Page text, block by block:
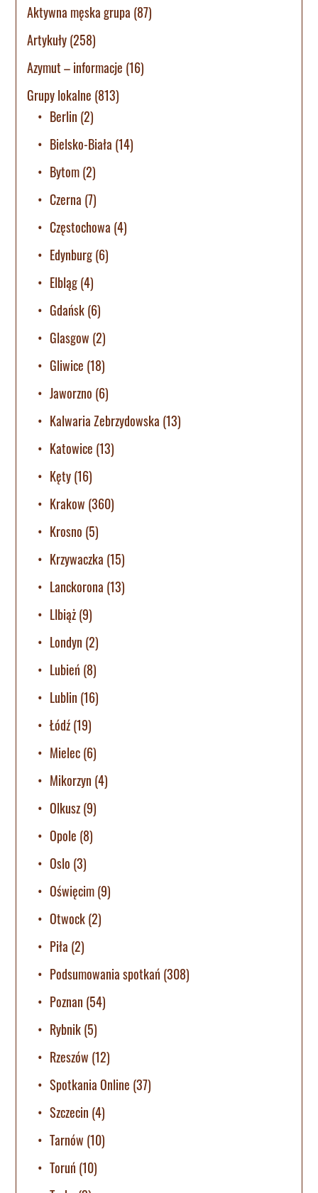
Aktywna męska grupa (87)
Artykuły(258)
Azymut – informacje (16)
Grupy lokalne (813)
Berlin (2)
Bielsko-Biała (14)
Bytom(2)
Czerna (7)
Częstochowa (4)
Edynburg(6)
Elbląg(4)
Gdańsk(6)
Glasgow (2)
Gliwice (18)
Jaworzno (6)
Kalwaria Zebrzydowska (13)
Katowice (13)
Kęty(16)
Krakow (360)
Krosno (5)
Krzywaczka (15)
Lanckorona (13)
LIbiąż(9)
Londyn (2)
Lubień (8)
Lublin (16)
Łódź(19)
Mielec(6)
Mikorzyn (4)
Olkusz(9)
Opole (8)
Oslo (3)
Oświęcim(9)
Otwock(2)
Piła (2)
Podsumowania spotkań (308)
Poznan (54)
Rybnik(5)
Rzeszów (12)
Spotkania Online (37)
Szczecin (4)
Tarnów (10)
Toruń (10)